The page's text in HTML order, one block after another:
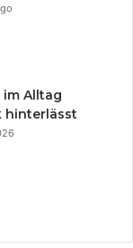
im Alltag
hinterlässt